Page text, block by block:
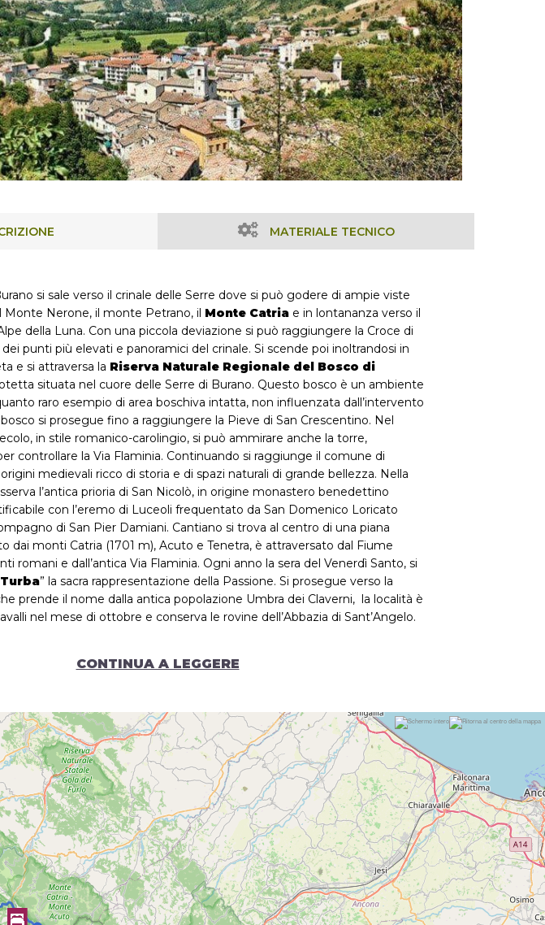
MATERIALE TECNICO
si sale verso il crinale delle Serre dove si può godere di ampie viste
Monte Nerone, il monte Petrano, il Monte Catria e in lontananza verso il
della Luna. Con una piccola deviazione si può raggiungere la Croce di
dei punti più elevati e panoramici del crinale. Si scende poi inoltrandosi in
e si attraversa la Riserva Naturale Regionale del Bosco di
situata nel cuore delle Serre di Burano. Questo bosco è un ambiente
raro esempio di area boschiva intatta, non influenzata dall’intervento
si prosegue fino a raggiungere la Pieve di San Crescentino. Nel
in stile romanico-carolingio, si può ammirare anche la torre,
controllare la Via Flaminia. Continuando si raggiunge il comune di
medievali ricco di storia e di spazi naturali di grande bellezza. Nella
l’antica prioria di San Nicolò, in origine monastero benedettino
con l’eremo di Luceoli frequentato da San Domenico Loricato
di San Pier Damiani. Cantiano si trova al centro di una piana
dai monti Catria (1701 m), Acuto e Tenetra, è attraversato dal Fiume
romani e dall’antica Via Flaminia. Ogni anno la sera del Venerdì Santo, si
Turba” la sacra rappresentazione della Passione. Si prosegue verso la
prende il nome dalla antica popolazione Umbra dei Claverni, la località è
nel mese di ottobre e conserva le rovine dell’Abbazia di Sant’Angelo.
Aprile Maggio Giugno Luglio Agosto Settembre Ottobre
Novembre
CONTINUA A LEGGERE